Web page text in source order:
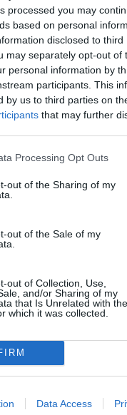
processed you may
based on personal
disclosed to
may separately opt-out of
personal information by
participants. This
by us to third parties on
that may further
Processing Opt Outs
out of the Sharing of my
out of the Sale of my
out of Collection, Use,
and/or Sharing of my
that Is Unrelated with the
which it was collected.
Data Access
& Chansons
Photos
cette traduction